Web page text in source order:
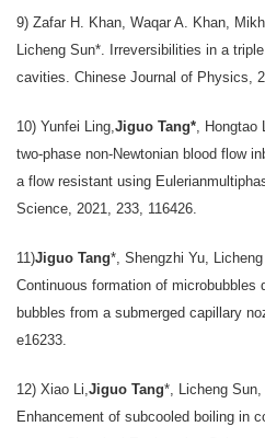
9) Zafar H. Khan, Waqar A. Khan,
Licheng Sun*. Irreversibilities in a
cavities. Chinese Journal of Physics,
10) Yunfei Ling, Jiguo Tang* ,
two-phase non-Newtonian blood flow
a flow resistant using
Science, 2021, 233, 116426.
11)Jiguo Tang*, Shengzhi Yu,
Continuous formation of microbubbles
bubbles from a submerged capillary
e16233.
12) Xiao Li, Jiguo Tang*, Licheng
Enhancement of subcooled boiling in